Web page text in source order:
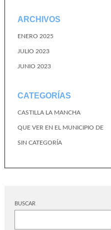
ARCHIVOS
ENERO 2025
JULIO 2023
JUNIO 2023
CATEGORÍAS
CASTILLA LA MANCHA
QUE VER EN EL MUNICIPIO DE
SIN CATEGORÍA
BUSCAR